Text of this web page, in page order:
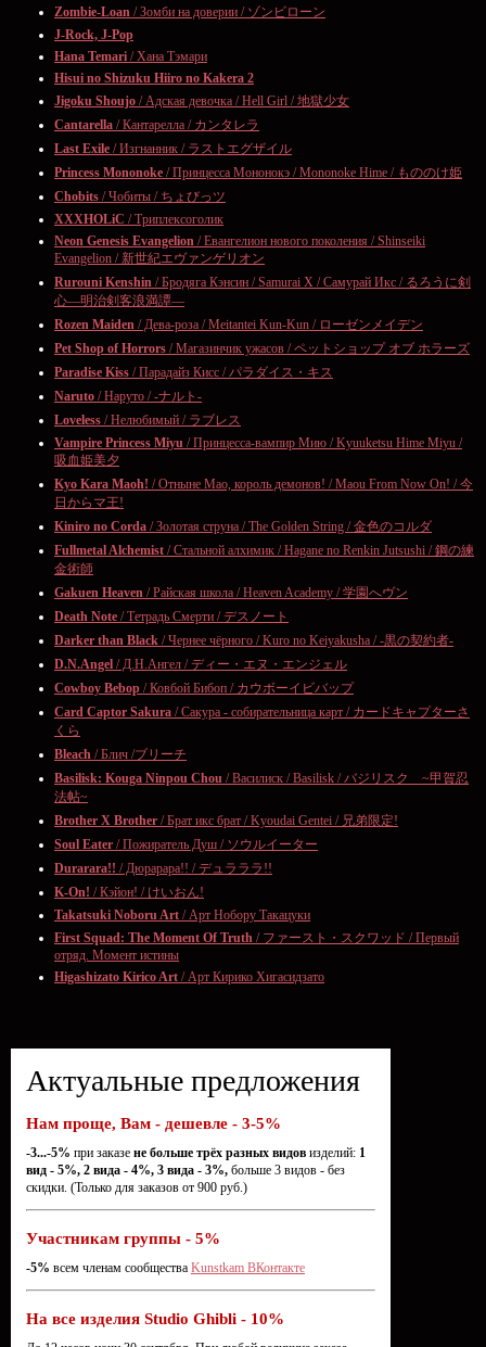
Zombie-Loan / Зомби на доверии / ゾンビローン
J-Rock, J-Pop
Hana Temari / Хана Тэмари
Hisui no Shizuku Hiiro no Kakera 2
Jigoku Shoujo / Адская девочка / Hell Girl / 地獄少女
Cantarella / Кантарелла / カンタレラ
Last Exile / Изгнанник / ラストエグザイル
Princess Mononoke / Принцесса Мононокэ / Mononoke Hime / もののけ姫
Chobits / Чобиты / ちょびっツ
XXXHOLiC / Триплексоголик
Neon Genesis Evangelion / Евангелион нового поколения / Shinseiki
Evangelion / 新世紀エヴァンゲリオン
Rurouni Kenshin / Бродяга Кэнсин / Samurai X / Самурай Икс / るろうに剣
心―明治剣客浪満譚―
Rozen Maiden / Дева-роза / Meitantei Kun-Kun / ローゼンメイデン
Pet Shop of Horrors / Магазинчик ужасов / ペットショップ オブ ホラーズ
Paradise Kiss / Парадайз Кисс / パラダイス・キス
Naruto / Наруто / -ナルト-
Loveless / Нелюбимый / ラブレス
Vampire Princess Miyu / Принцесса-вампир Мию / Kyuuketsu Hime Miyu /
吸血姫美夕
Kyo Kara Maoh! / Отныне Мао, король демонов! / Maou From Now On! / 今
日からマ王!
Kiniro no Corda / Золотая струна / The Golden String / 金色のコルダ
Fullmetal Alchemist / Стальной алхимик / Hagane no Renkin Jutsushi / 鋼の練
金術師
Gakuen Heaven / Райская школа / Heaven Academy / 学園へヴン
Death Note / Тетрадь Смерти / デスノート
Darker than Black / Чернее чёрного / Kuro no Keiyakusha / -黒の契約者-
D.N.Angel / Д.Н.Ангел / ディー・エヌ・エンジェル
Cowboy Bebop / Ковбой Бибоп / カウボーイビバップ
Card Captor Sakura / Сакура - собирательница карт / カードキャプターさ
くら
Bleach / Блич /ブリーチ
Basilisk: Kouga Ninpou Chou / Василиск / Basilisk / バジリスク ~甲賀忍
法帖~
Brother X Brother / Брат икс брат / Kyoudai Gentei / 兄弟限定!
Soul Eater / Пожиратель Душ / ソウルイーター
Durarara!! / Дюрарара!! / デュラララ!!
K-On! / Кэйон! / けいおん!
Takatsuki Noboru Art / Арт Нобору Такацуки
First Squad: The Moment Of Truth / ファースト・スクワッド / Первый
отряд. Момент истины
Higashizato Kirico Art / Арт Кирико Хигасидзато
Актуальные предложения
Нам проще, Вам - дешевле - 3-5%
-3...-5% при заказе не больше трёх разных видов изделий: 1
вид - 5%, 2 вида - 4%, 3 вида - 3%, больше 3 видов - без
скидки. (Только для заказов от 900 руб.)
Участникам группы - 5%
-5% всем членам сообщества Kunstkam ВКонтакте
На все изделия Studio Ghibli - 10%